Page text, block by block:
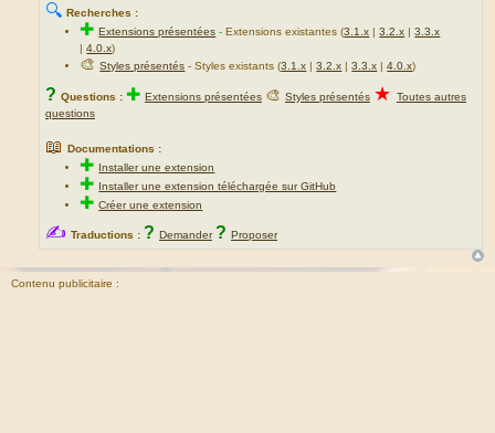
🔍 Recherches :
✚Extensions présentées - Extensions existantes (3.1.x |3.2.x |3.3.x
|4.0.x)
🎨Styles présentés - Styles existants (3.1.x |3.2.x |3.3.x |4.0.x)
? Questions : ✚ Extensions présentées 🎨 Styles présentés ★ Toutes autres
questions
📖 Documentations :
✚ Installer une extension
✚ Installer une extension téléchargée sur GitHub
✚Créer une extension
✍ Traductions : ? Demander ? Proposer
Contenu publicitaire :